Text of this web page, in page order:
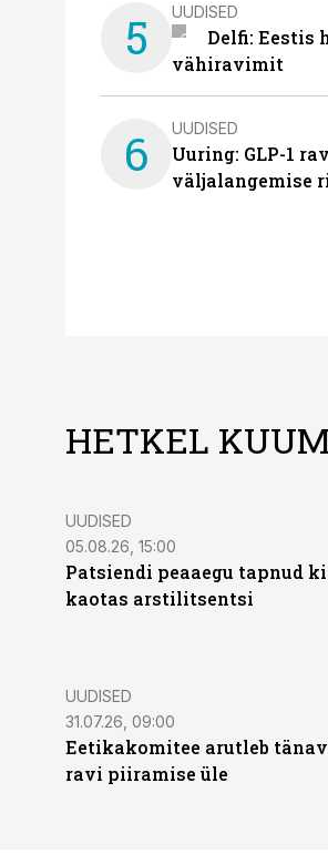
5 UUDISED
Delfi: Eestis
vähiravimit
6 UUDISED
Uuring: GLP-1
väljalangemise
HETKEL KUUM
UUDISED
05.08.26, 15:00
Patsiendi peaaegu tapnud
kaotas arstilitsentsi
UUDISED
31.07.26, 09:00
Eetikakomitee arutleb
ravi piiramise üle